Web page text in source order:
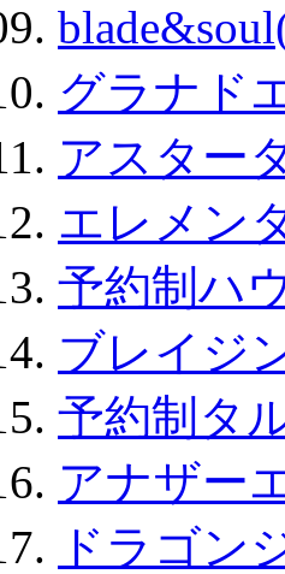
グラナド
アスター
エレメン
予約制ハ
ブレイジ
予約制タ
アナザー
ドラゴン